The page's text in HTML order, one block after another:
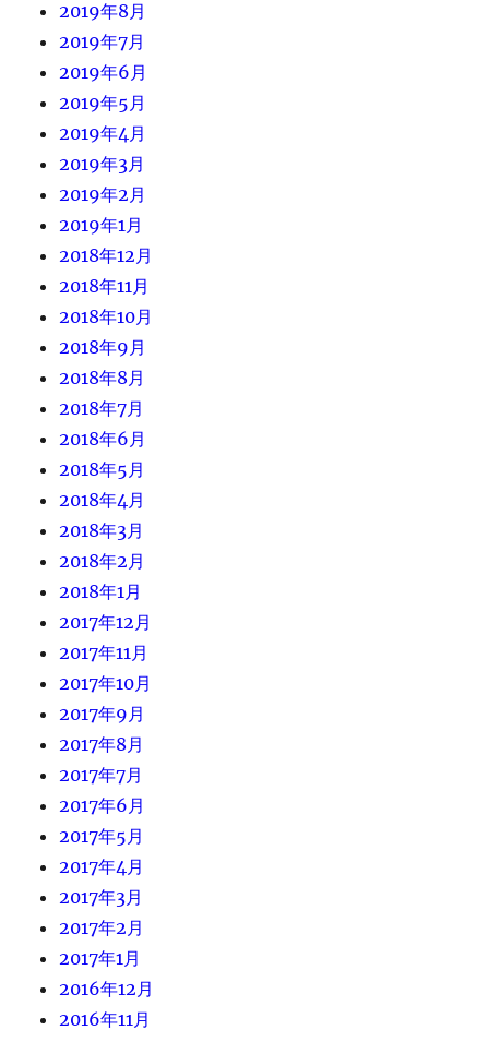
2019年8月
2019年7月
2019年6月
2019年5月
2019年4月
2019年3月
2019年2月
2019年1月
2018年12月
2018年11月
2018年10月
2018年9月
2018年8月
2018年7月
2018年6月
2018年5月
2018年4月
2018年3月
2018年2月
2018年1月
2017年12月
2017年11月
2017年10月
2017年9月
2017年8月
2017年7月
2017年6月
2017年5月
2017年4月
2017年3月
2017年2月
2017年1月
2016年12月
2016年11月